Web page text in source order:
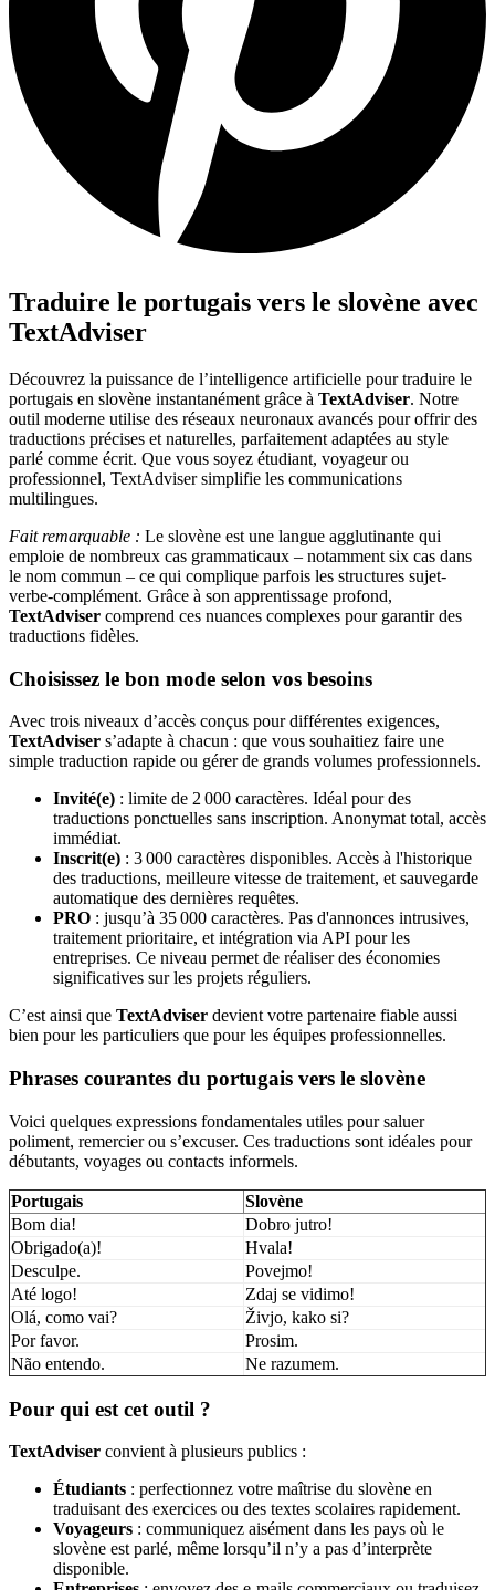
Traduire le portugais vers le slovène avec
TextAdviser
Découvrez la puissance de l’intelligence artificielle pour traduire le
portugais en slovène instantanément grâce à TextAdviser. Notre
outil moderne utilise des réseaux neuronaux avancés pour offrir des
traductions précises et naturelles, parfaitement adaptées au style
parlé comme écrit. Que vous soyez étudiant, voyageur ou
professionnel, TextAdviser simplifie les communications
multilingues.
Fait remarquable : Le slovène est une langue agglutinante qui
emploie de nombreux cas grammaticaux – notamment six cas dans
le nom commun – ce qui complique parfois les structures sujet-
verbe-complément. Grâce à son apprentissage profond,
TextAdviser comprend ces nuances complexes pour garantir des
traductions fidèles.
Choisissez le bon mode selon vos besoins
Avec trois niveaux d’accès conçus pour différentes exigences,
TextAdviser s’adapte à chacun : que vous souhaitiez faire une
simple traduction rapide ou gérer de grands volumes professionnels.
Invité(e) : limite de 2 000 caractères. Idéal pour des
traductions ponctuelles sans inscription. Anonymat total, accès
immédiat.
Inscrit(e) : 3 000 caractères disponibles. Accès à l'historique
des traductions, meilleure vitesse de traitement, et sauvegarde
automatique des dernières requêtes.
PRO : jusqu’à 35 000 caractères. Pas d'annonces intrusives,
traitement prioritaire, et intégration via API pour les
entreprises. Ce niveau permet de réaliser des économies
significatives sur les projets réguliers.
C’est ainsi que TextAdviser devient votre partenaire fiable aussi
bien pour les particuliers que pour les équipes professionnelles.
Phrases courantes du portugais vers le slovène
Voici quelques expressions fondamentales utiles pour saluer
poliment, remercier ou s’excuser. Ces traductions sont idéales pour
débutants, voyages ou contacts informels.
Portugais
Slovène
Bom dia!
Dobro jutro!
Obrigado(a)!
Hvala!
Desculpe.
Povejmo!
Até logo!
Zdaj se vidimo!
Olá, como vai?
Živjo, kako si?
Por favor.
Prosim.
Não entendo.
Ne razumem.
Pour qui est cet outil ?
TextAdviser convient à plusieurs publics :
Étudiants : perfectionnez votre maîtrise du slovène en
traduisant des exercices ou des textes scolaires rapidement.
Voyageurs : communiquez aisément dans les pays où le
slovène est parlé, même lorsqu’il n’y a pas d’interprète
disponible.